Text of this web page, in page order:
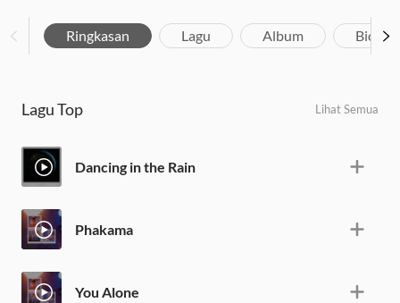
Ringkasan Lagu Album
Lagu Top Lihat Semua
Dancing in the Rain
Phakama
You Alone